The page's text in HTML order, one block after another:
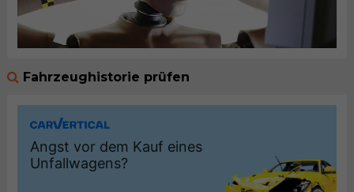
Fahrzeughistorie prüfen